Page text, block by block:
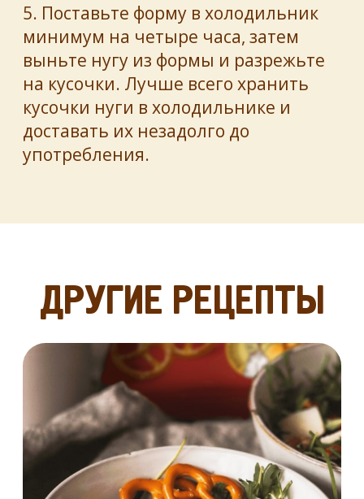
5. Поставьте форму в холодильник
минимум на четыре часа, затем
выньте нугу из формы и разрежьте
на кусочки. Лучше всего хранить
кусочки нуги в холодильнике и
доставать их незадолго до
употребления.
ДРУГИЕ РЕЦЕПТЫ